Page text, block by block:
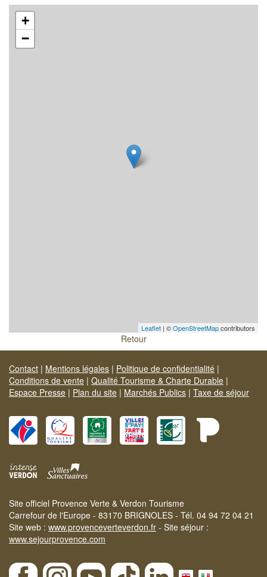
+
−
Leaflet | ©OpenStreetMapcontributors
Retour
Contact | Mentions légales | Politique de confidentialité |
Conditions de vente | Qualité Tourisme & Charte Durable |
Espace Presse | Plan du site | Marchés Publics | Taxe de séjour
Site officiel Provence Verte & Verdon Tourisme
Carrefour de l'Europe - 83170 BRIGNOLES - Tél. 04 94 72 04 21
Site web : www.provenceverteverdon.fr - Site séjour :
www.sejourprovence.com